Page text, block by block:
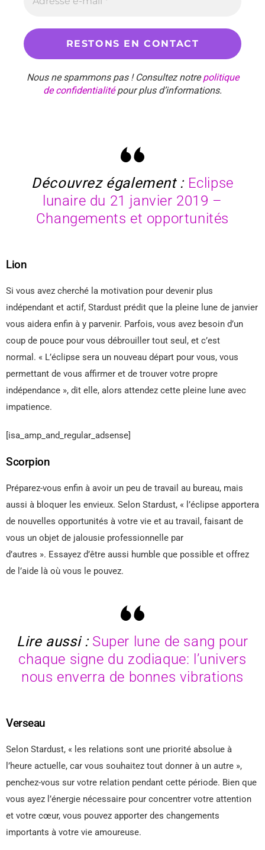
Nous ne spammons pas ! Consultez notrepolitique
de confidentialitépour plus d’informations.
Découvrez également : Eclipse
lunaire du 21 janvier 2019 –
Changements et opportunités
Lion
Si vous avez cherché la motivation pour devenir plus
indépendant et actif, Stardust prédit que la pleine lune de janvier
vous aidera enfin à y parvenir. Parfois, vous avez besoin d’un
coup de pouce pour vous débrouiller tout seul, et c’est
normal. « L’éclipse sera un nouveau départ pour vous, vous
permettant de vous affirmer et de trouver votre propre
indépendance », dit elle, alors attendez cette pleine lune avec
impatience.
[isa_amp_and_regular_adsense]
Scorpion
Préparez-vous enfin à avoir un peu de travail au bureau, mais
aussi à bloquer les envieux. Selon Stardust, « l’éclipse apportera
de nouvelles opportunités à votre vie et au travail, faisant de
vous un objet de jalousie professionnelle par
d’autres ». Essayez d’être aussi humble que possible et offrez
de l’aide là où vous le pouvez.
Lire aussi : Super lune de sang pour
chaque signe du zodiaque: l’univers
nous enverra de bonnes vibrations
Verseau
Selon Stardust, « les relations sont une priorité absolue à
l’heure actuelle, car vous souhaitez tout donner à un autre »,
penchez-vous sur votre relation pendant cette période. Bien que
vous ayez l’énergie nécessaire pour concentrer votre attention
et votre cœur, vous pouvez apporter des changements
importants à votre vie amoureuse.